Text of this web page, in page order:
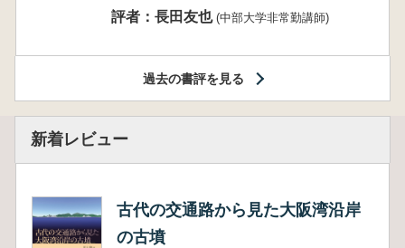
評者：長田友也 (中部大学非常勤講師)
過去の書評を見る
新着レビュー
古代の交通路から見た大阪湾沿岸
の古墳